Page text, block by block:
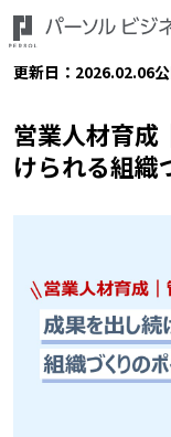
更新日：2026.02.06
営業人材育成
けられる組織